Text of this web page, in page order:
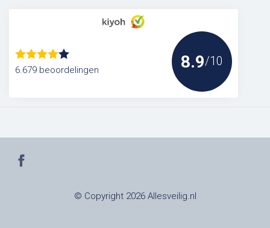
6.679 beoordelingen 8.9/10
© Copyright 2026 Allesveilig.nl